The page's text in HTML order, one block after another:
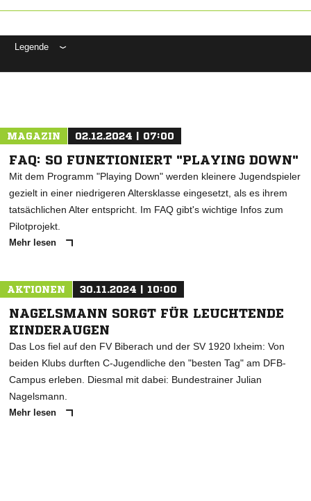
Legende
MAGAZIN 02.12.2024 | 07:00
FAQ: SO FUNKTIONIERT "PLAYING DOWN"
Mit dem Programm "Playing Down" werden kleinere Jugendspieler
gezielt in einer niedrigeren Altersklasse eingesetzt, als es ihrem
tatsächlichen Alter entspricht. Im FAQ gibt's wichtige Infos zum
Pilotprojekt.
Mehr lesen
AKTIONEN 30.11.2024 | 10:00
NAGELSMANN SORGT FÜR LEUCHTENDE
KINDERAUGEN
Das Los fiel auf den FV Biberach und der SV 1920 Ixheim: Von
beiden Klubs durften C-Jugendliche den "besten Tag" am DFB-
Campus erleben. Diesmal mit dabei: Bundestrainer Julian
Nagelsmann.
Mehr lesen